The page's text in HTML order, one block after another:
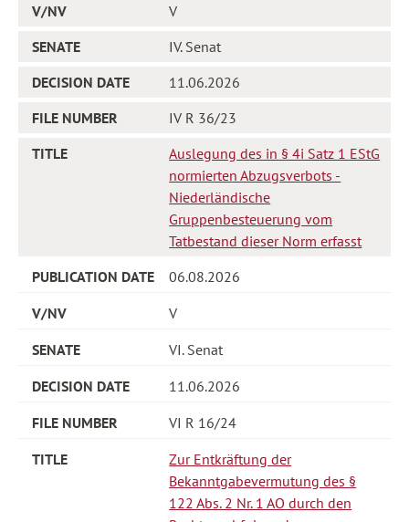
V
IV. Senat
11.06.2026
IV R 36/23
Auslegung des in § 4i Satz 1 EStG
normierten Abzugsverbots -
Niederländische
Gruppenbesteuerung vom
Tatbestand dieser Norm erfasst
06.08.2026
V
VI. Senat
11.06.2026
VI R 16/24
Zur Entkräftung der
Bekanntgabevermutung des §
122 Abs. 2 Nr. 1 AO durch den